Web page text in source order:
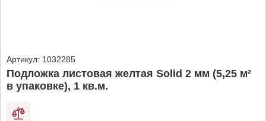
Артикул: 1032285
Подложка листовая желтая Solid 2 мм (5,25 м²
в упаковке), 1 кв.м.